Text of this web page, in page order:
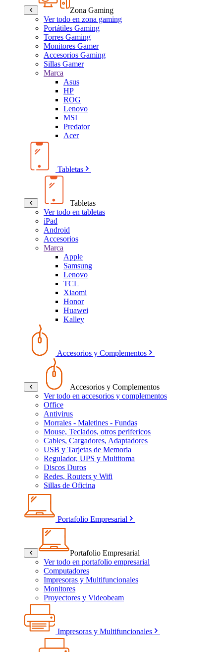
Zona Gaming
Ver todo en zona gaming
Portátiles Gaming
Torres Gaming
Monitores Gamer
Accesorios Gaming
Sillas Gamer
Marca
Asus
HP
ROG
Lenovo
MSI
Predator
Acer
Tabletas
Tabletas
Ver todo en tabletas
iPad
Android
Accesorios
Marca
Apple
Samsung
Lenovo
TCL
Xiaomi
Honor
Huawei
Kalley
Accesorios y Complementos
Accesorios y Complementos
Ver todo en accesorios y complementos
Office
Antivirus
Morrales - Maletines - Fundas
Mouse, Teclados, otros perifericos
Cables, Cargadores, Adaptadores
USB y Tarjetas de Memoria
Regulador, UPS y Multitoma
Discos Duros
Redes, Routers y Wifi
Sillas de Oficina
Portafolio Empresarial
Portafolio Empresarial
Ver todo en portafolio empresarial
Computadores
Impresoras y Multifuncionales
Monitores
Proyectores y Videobeam
Impresoras y Multifuncionales